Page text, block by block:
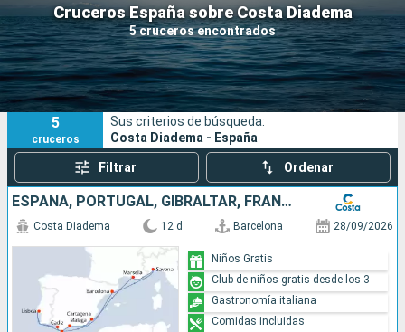
Cruceros España sobre Costa Diadema
5 cruceros encontrados
Nuestros destinos
Fecha de salida
Puertos Compañías
Buscar
5
cruceros
Sus criterios de búsqueda:
Costa Diadema - España
Filtrar Ordenar
ESPAÑA, PORTUGAL, GIBRALTAR, FRANCIA, ITALIA
Costa Diadema 12 d Barcelona 28/09/2026
Niños Gratis
Club de niños gratis desde los 3
Gastronomía italiana
Comidas incluidas